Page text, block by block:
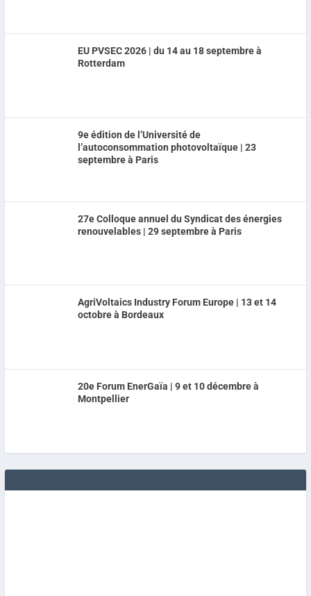
EU PVSEC 2026 | du 14 au 18 septembre à
Rotterdam
9e édition de l’Université de
l’autoconsommation photovoltaïque | 23
septembre à Paris
27e Colloque annuel du Syndicat des énergies
renouvelables | 29 septembre à Paris
AgriVoltaics Industry Forum Europe | 13 et 14
octobre à Bordeaux
20e Forum EnerGaïa | 9 et 10 décembre à
Montpellier